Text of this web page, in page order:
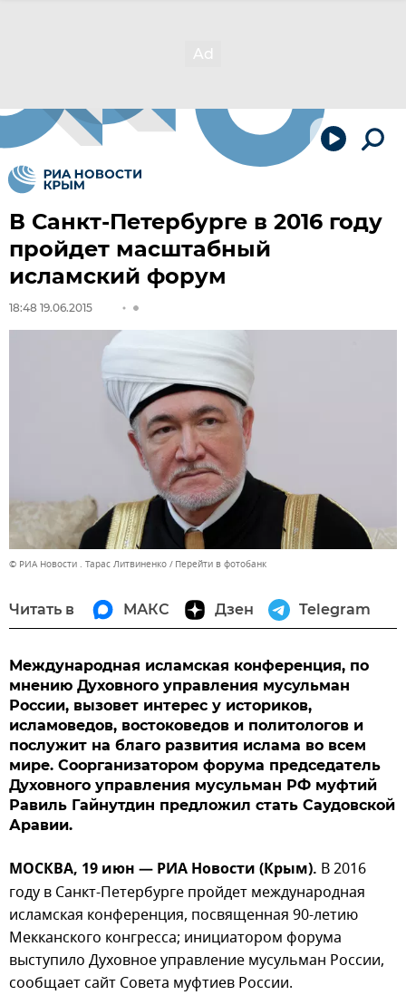
В Санкт-Петербурге в 2016 году
пройдет масштабный
исламский форум
18:48 19.06.2015
© РИА Новости . Тарас Литвиненко Перейти в фотобанк
Читать в МАКС Дзен Telegram
Международная исламская конференция, по
мнению Духовного управления мусульман
России, вызовет интерес у историков,
исламоведов, востоковедов и политологов и
послужит на благо развития ислама во всем
мире. Соорганизатором форума председатель
Духовного управления мусульман РФ муфтий
Равиль Гайнутдин предложил стать Саудовской
Аравии.
МОСКВА, 19 июн — РИА Новости (Крым). В 2016
году в Санкт-Петербурге пройдет международная
исламская конференция, посвященная 90-летию
Мекканского конгресса; инициатором форума
выступило Духовное управление мусульман России,
сообщает сайт Совета муфтиев России.